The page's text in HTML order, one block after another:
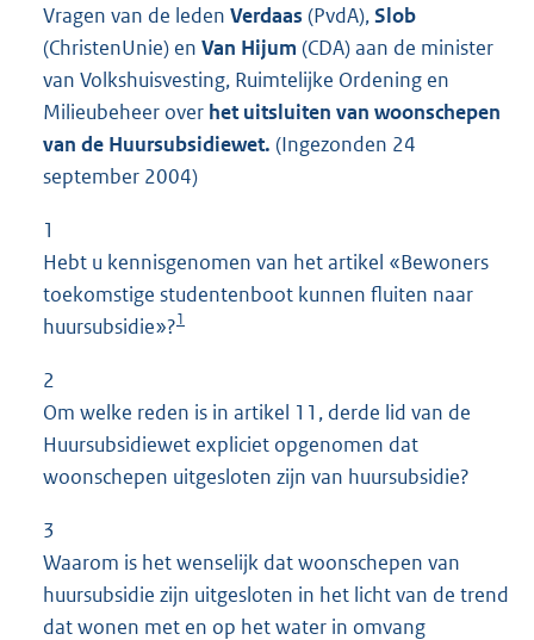
:
1
K
b
Vragen van de leden Verdaas (PvdA),Slob
(ChristenUnie) en Van Hijum (CDA) aan de minister
van Volkshuisvesting, Ruimtelijke Ordening en
Milieubeheer over het uitsluiten van woonschepen
van de Huursubsidiewet. (Ingezonden 24
september 2004)
1
Hebt u kennisgenomen van het artikel «Bewoners
toekomstige studentenboot kunnen fluiten naar
huursubsidie»?1
2
Om welke reden is in artikel 11, derde lid van de
Huursubsidiewet expliciet opgenomen dat
woonschepen uitgesloten zijn van huursubsidie?
3
Waarom is het wenselijk dat woonschepen van
huursubsidie zijn uitgesloten in het licht van de trend
dat wonen met en op het water in omvang